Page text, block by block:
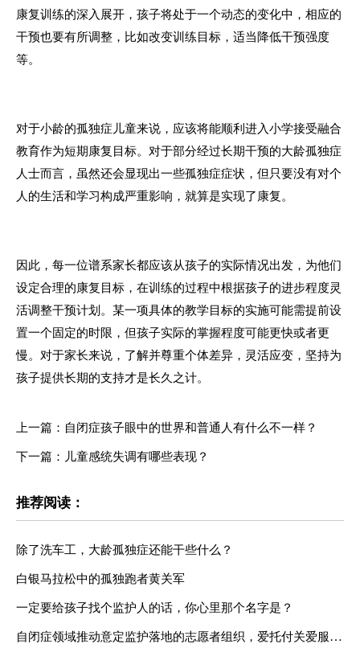
康复训练的深入展开，孩子将处于一个动态的变化中，相应的
干预也要有所调整，比如改变训练目标，适当降低干预强度
等。
对于小龄的孤独症儿童来说，应该将能顺利进入小学接受融合
教育作为短期康复目标。对于部分经过长期干预的大龄孤独症
人士而言，虽然还会显现出一些孤独症症状，但只要没有对个
人的生活和学习构成严重影响，就算是实现了康复。
因此，每一位谱系家长都应该从孩子的实际情况出发，为他们
设定合理的康复目标，在训练的过程中根据孩子的进步程度灵
活调整干预计划。某一项具体的教学目标的实施可能需提前设
置一个固定的时限，但孩子实际的掌握程度可能更快或者更
慢。对于家长来说，了解并尊重个体差异，灵活应变，坚持为
孩子提供长期的支持才是长久之计。
上一篇：自闭症孩子眼中的世界和普通人有什么不一样？
下一篇：儿童感统失调有哪些表现？
推荐阅读：
除了洗车工，大龄孤独症还能干些什么？
白银马拉松中的孤独跑者黄关军
一定要给孩子找个监护人的话，你心里那个名字是？
自闭症领域推动意定监护落地的志愿者组织，爱托付关爱服务中心